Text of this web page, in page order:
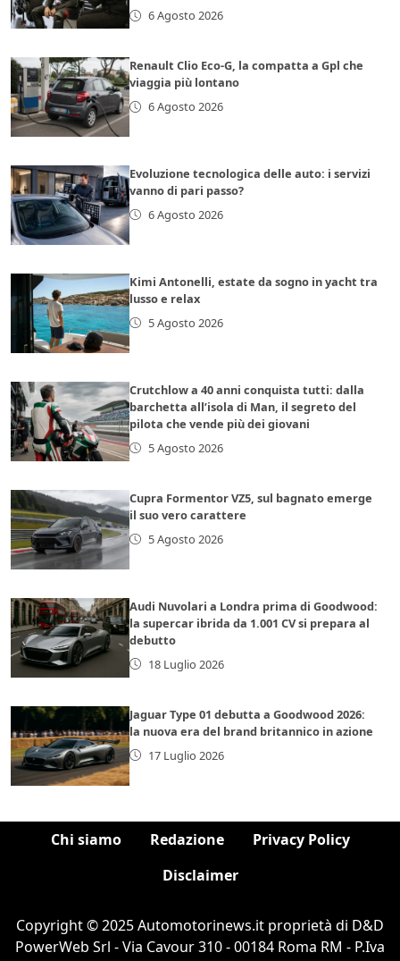
6 Agosto 2026
Renault Clio Eco-G, la compatta a Gpl che
viaggia più lontano
6 Agosto 2026
Evoluzione tecnologica delle auto: i servizi
vanno di pari passo?
6 Agosto 2026
Kimi Antonelli, estate da sogno in yacht tra
lusso e relax
5 Agosto 2026
Crutchlow a 40 anni conquista tutti: dalla
barchetta all’isola di Man, il segreto del
pilota che vende più dei giovani
5 Agosto 2026
Cupra Formentor VZ5, sul bagnato emerge
il suo vero carattere
5 Agosto 2026
Audi Nuvolari a Londra prima di Goodwood:
la supercar ibrida da 1.001 CV si prepara al
debutto
18 Luglio 2026
Jaguar Type 01 debutta a Goodwood 2026:
la nuova era del brand britannico in azione
17 Luglio 2026
Chi siamo Redazione
Privacy Policy
Disclaimer
Copyright © 2025 Automotorinews.it proprietà di D&D
PowerWeb Srl - Via Cavour 310 - 00184 Roma RM - P.Iva